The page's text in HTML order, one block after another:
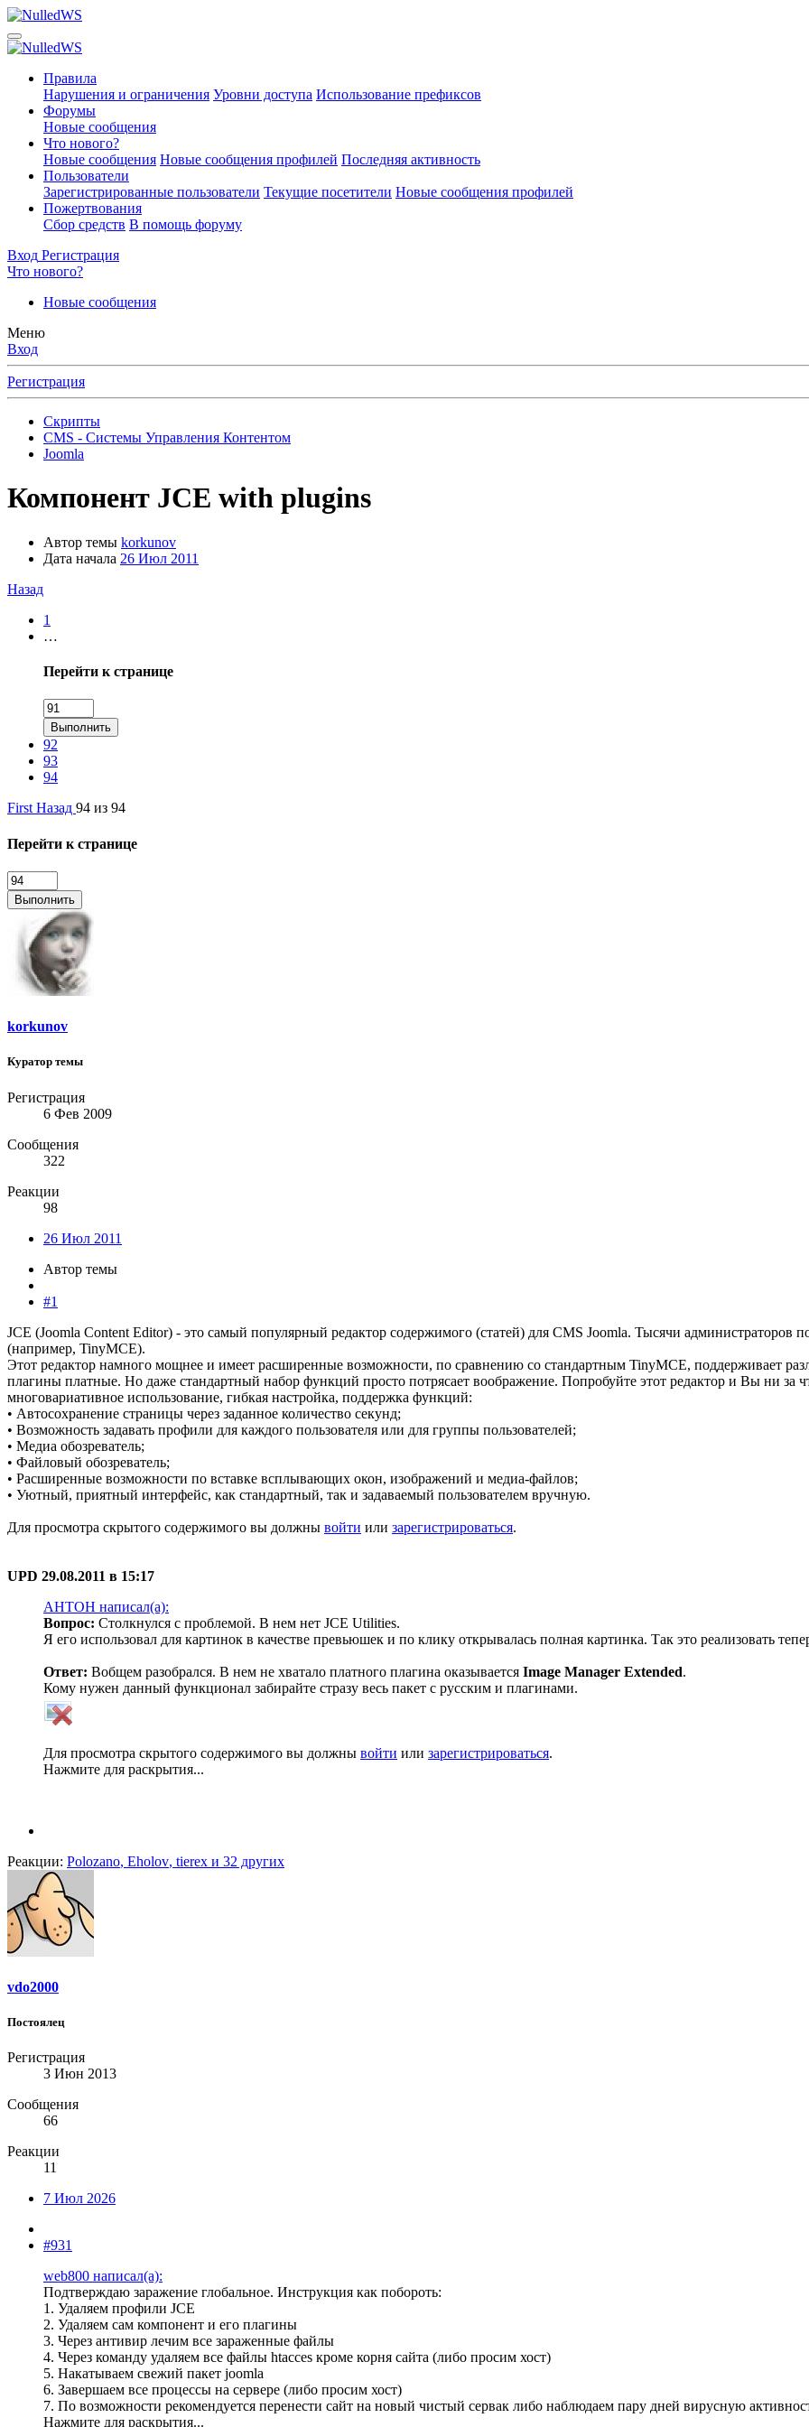
Правила
Нарушения и ограничения Уровни доступа Использование префиксов
Форумы
Новые сообщения
Что нового?
Новые сообщения Новые сообщения профилей Последняя активность
Пользователи
Зарегистрированные пользователи Текущие посетители Новые сообщения профилей
Пожертвования
Сбор средств В помощь форуму
Вход Регистрация
Что нового?
Новые сообщения
Меню
Вход
Регистрация
Скрипты
CMS - Системы Управления Контентом
Joomla
Компонент JCE with plugins
Автор темы korkunov
Дата начала 26 Июл 2011
Назад
1
…
Перейти к странице
Выполнить
92
93
94
First Назад 94 из 94
Перейти к странице
Выполнить
korkunov
Куратор темы
Регистрация
6 Фев 2009
Сообщения
322
Реакции
98
26 Июл 2011
Автор темы
#1
JCE (Joomla Content Editor) - это самый популярный редактор содержимого (статей) для CMS Joomla. Тысячи
(например, TinyMCE).
Этот редактор намного мощнее и имеет расширенные возможности, по сравнению со стандартным TinyMCE, поддерживает
плагины платные. Но даже стандартный набор функций просто потрясает воображение. Попробуйте этот редактор и Вы ни за
многовариативное использование, гибкая настройка, поддержка функций:
• Автосохранение страницы через заданное количество секунд;
• Возможность задавать профили для каждого пользователя или для группы пользователей;
• Медиа обозреватель;
• Файловый обозреватель;
• Расширенные возможности по вставке всплывающих окон, изображений и медиа-файлов;
• Уютный, приятный интерфейс, как стандартный, так и задаваемый пользователем вручную.
Для просмотра скрытого содержимого вы должны войти или зарегистрироваться.
UPD 29.08.2011 в 15:17
AHTOH написал(а):
Вопрос: Столкнулся с проблемой. В нем нет JCE Utilities.
Я его использовал для картинок в качестве превьюшек и по клику открывалась полная картинка. Так это реализовать
Ответ: Вобщем разобрался. В нем не хватало платного плагина оказывается Image Manager Extended.
Кому нужен данный функционал забирайте стразу весь пакет с русским и плагинами.
Для просмотра скрытого содержимого вы должны войти или зарегистрироваться.
Нажмите для раскрытия...
Реакции: Polozano, Eholov, tierex и 32 других
vdo2000
Постоялец
Регистрация
3 Июн 2013
Сообщения
66
Реакции
11
7 Июл 2026
#931
web800 написал(а):
Подтверждаю заражение глобальное. Инструкция как побороть:
1. Удаляем профили JCE
2. Удаляем сам компонент и его плагины
3. Через антивир лечим все зараженные файлы
4. Через команду удаляем все файлы htacces кроме корня сайта (либо просим хост)
5. Накатываем свежий пакет joomla
6. Завершаем все процессы на сервере (либо просим хост)
7. По возможности рекомендуется перенести сайт на новый чистый сервак либо наблюдаем пару дней вирусную
Нажмите для раскрытия...